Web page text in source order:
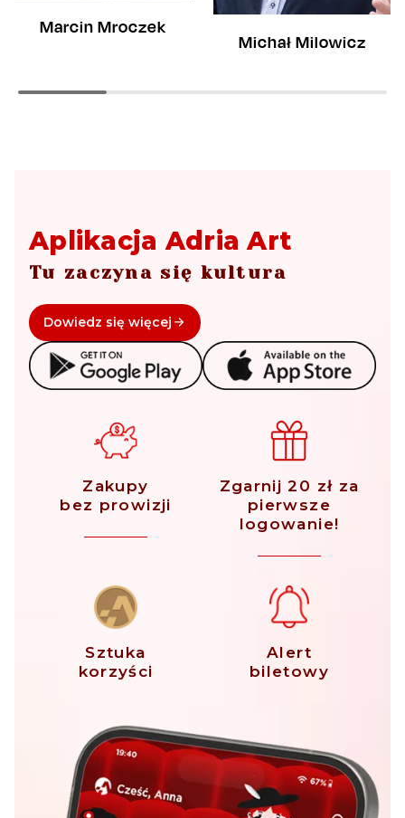
Marcin Mroczek
Michał Milowicz
Aplikacja Adria Art
Tu zaczyna się kultura
Dowiedz się więcej
Zakupy
bez prowizji
Zgarnij 20 zł za
pierwsze
logowanie!
Sztuka
korzyści
Alert
biletowy